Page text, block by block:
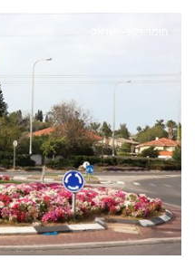
חומר רקע - ישראל